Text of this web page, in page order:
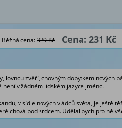
Běžná cena:329 Kč Cena: 231 Kč
lovnou zvěří, chovným dobytkem nových
není v žádném lidském jazyce jméno.
v sídle nových vládců světa, je ještě
chová pod srdcem. Udělal bych pro ně